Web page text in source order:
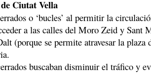
de Ciutat Vella
o ‘bucles’ al permitir la
a las calles del Moro Zeid y Sant
(porque se permite atravesar la
buscaban disminuir el tráfico